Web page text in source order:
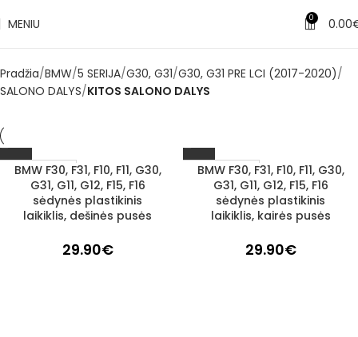
MENIU 0 0.00
Pradžia BMW 5 SERIJA G30, G31 G30, G31 PRE LCI (2017-2020)
SALONO DALYS KITOS SALONO DALYS
1–3 d. d.
BMW F30, F31, F10, F11, G30,
G31, G11, G12, F15, F16
sėdynės plastikinis
laikiklis, dešinės pusės
29.90€
1–3 d. d.
BMW F30, F31, F10, F11, G30,
G31, G11, G12, F15, F16
sėdynės plastikinis
laikiklis, kairės pusės
29.90€